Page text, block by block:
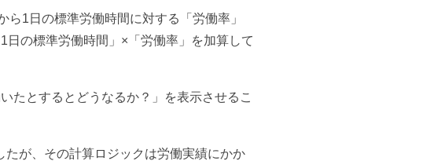
ら1日の標準労働時間に対する「労働率」
の標準労働時間」×「労働率」を加算して
たとするとどうなるか？」を表示させるこ
が、その計算ロジックは労働実績にかか